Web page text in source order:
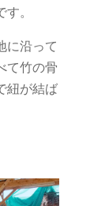
。
に沿って
て竹の骨
紐が結ば